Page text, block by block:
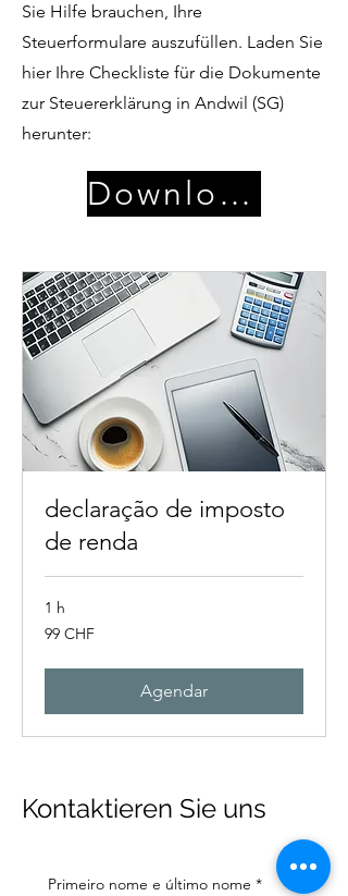
Sie Hilfe brauchen, Ihre
Steuerformulare auszufüllen. Laden Sie
hier Ihre Checkliste für die Dokumente
zur Steuererklärung in Andwil (SG)
herunter:
Download
declaração de imposto
de renda
1 h
99
francos
99 CHF
Agendar
Kontaktieren Sie uns
Primeiro nome e último nome *